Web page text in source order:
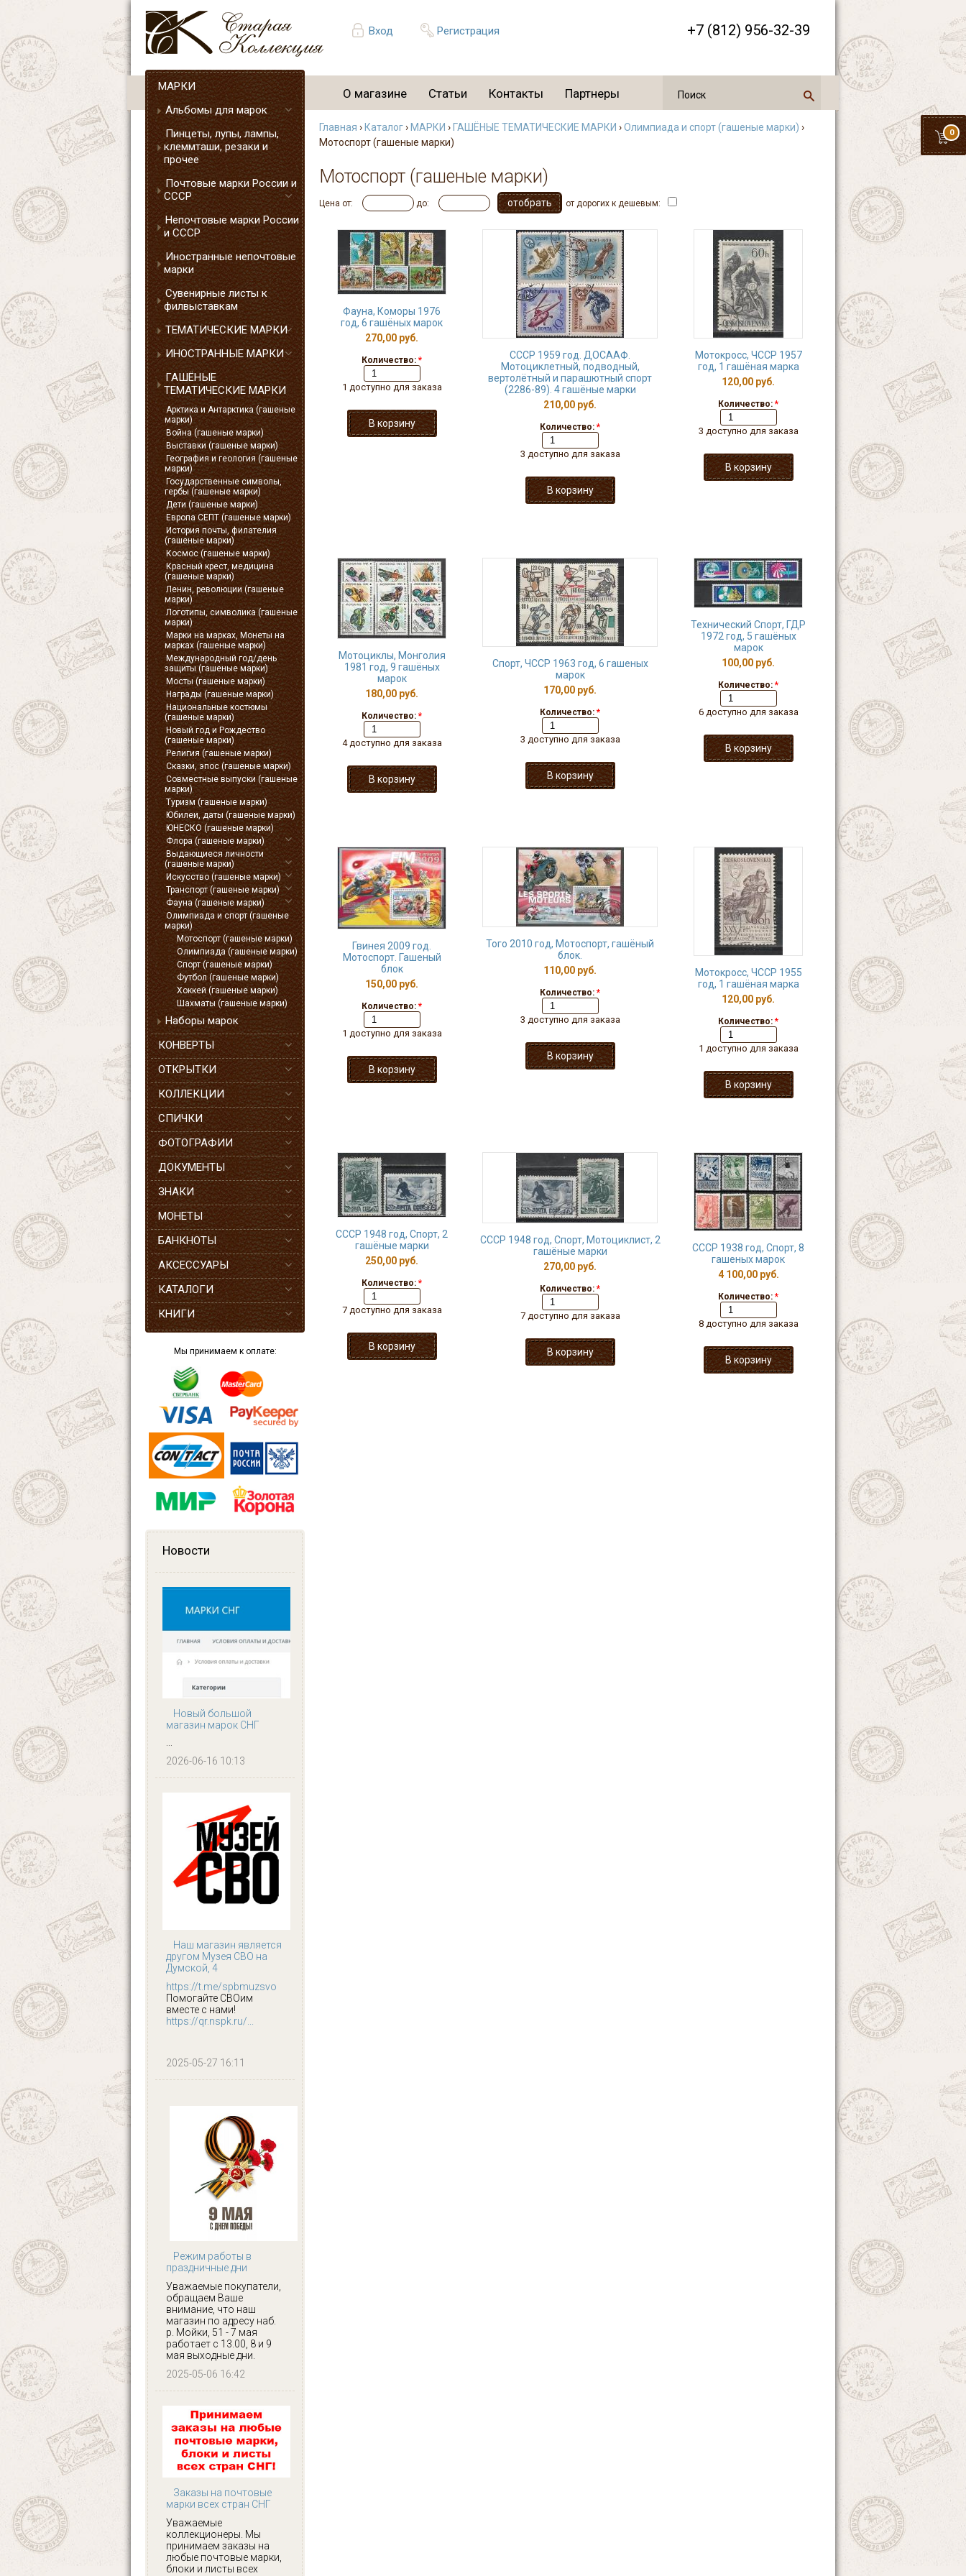
Вход Регистрация +7 (812) 956-32-39
0
О магазине Статьи Контакты Партнеры
МАРКИ
Альбомы для марок
Пинцеты, лупы, лампы,
клеммташи, резаки и
прочее
Почтовые марки России и
СССР
Непочтовые марки России
и СССР
Иностранные непочтовые
марки
Сувенирные листы к
филвыставкам
ТЕМАТИЧЕСКИЕ МАРКИ
ИНОСТРАННЫЕ МАРКИ
ГАШЁНЫЕ
ТЕМАТИЧЕСКИЕ МАРКИ
Арктика и Антарктика (гашеные
марки)
Война (гашеные марки)
Выставки (гашеные марки)
География и геология (гашеные
марки)
Государственные символы,
гербы (гашеные марки)
Дети (гашеные марки)
Европа СЕПТ (гашеные марки)
История почты, филателия
(гашеные марки)
Космос (гашеные марки)
Красный крест, медицина
(гашеные марки)
Ленин, революции (гашеные
марки)
Логотипы, символика (гашеные
марки)
Марки на марках, Монеты на
марках (гашеные марки)
Международный год/день
защиты (гашеные марки)
Мосты (гашеные марки)
Награды (гашеные марки)
Национальные костюмы
(гашеные марки)
Новый год и Рождество
(гашеные марки)
Религия (гашеные марки)
Сказки, эпос (гашеные марки)
Совместные выпуски (гашеные
марки)
Туризм (гашеные марки)
Юбилеи, даты (гашеные марки)
ЮНЕСКО (гашеные марки)
Флора (гашеные марки)
Выдающиеся личности
(гашеные марки)
Искусство (гашеные марки)
Транспорт (гашеные марки)
Фауна (гашеные марки)
Олимпиада и спорт (гашеные
марки)
Мотоспорт (гашеные марки)
Олимпиада (гашеные марки)
Спорт (гашеные марки)
Футбол (гашеные марки)
Хоккей (гашеные марки)
Шахматы (гашеные марки)
Наборы марок
КОНВЕРТЫ
ОТКРЫТКИ
КОЛЛЕКЦИИ
СПИЧКИ
ФОТОГРАФИИ
ДОКУМЕНТЫ
ЗНАКИ
МОНЕТЫ
БАНКНОТЫ
АКСЕССУАРЫ
КАТАЛОГИ
КНИГИ
Мы принимаем к оплате:
Новости
Новый большой
магазин марок СНГ
...
2026-06-16 10:13
Наш магазин является
другом Музея СВО на
Думской, 4
https://t.me/spbmuzsvo
Помогайте СВОим
вместе с нами!
https://qr.nspk.ru/...
2025-05-27 16:11
Режим работы в
праздничные дни
Уважаемые покупатели,
обращаем Ваше
внимание, что наш
магазин по адресу наб.
р. Мойки, 51 - 7 мая
работает с 13.00, 8 и 9
мая выходные дни.
2025-05-06 16:42
Заказы на почтовые
марки всех стран СНГ
Уважаемые
коллекционеры. Мы
принимаем заказы на
любые почтовые марки,
блоки и листы всех
Главная › Каталог› МАРКИ › ГАШЁНЫЕ ТЕМАТИЧЕСКИЕ МАРКИ ›Олимпиада и спорт (гашеные марки) ›
Мотоспорт (гашеные марки)
Мотоспорт (гашеные марки)
Цена от: до: от дорогих к дешевым:
Фауна, Коморы 1976
год, 6 гашёных марок
270,00 руб.
Количество: *
1 доступно для заказа
СССР 1959 год. ДОСААФ.
Мотоциклетный, подводный,
вертолётный и парашютный спорт
(2286-89). 4 гашёные марки
210,00 руб.
Количество: *
3 доступно для заказа
Мотокросс, ЧССР 1957
год, 1 гашёная марка
120,00 руб.
Количество: *
3 доступно для заказа
Мотоциклы, Монголия
1981 год, 9 гашёных
марок
180,00 руб.
Количество: *
4 доступно для заказа
Спорт, ЧССР 1963 год, 6 гашеных
марок
170,00 руб.
Количество: *
3 доступно для заказа
Технический Спорт, ГДР
1972 год, 5 гашёных
марок
100,00 руб.
Количество: *
6 доступно для заказа
Гвинея 2009 год.
Мотоспорт. Гашеный
блок
150,00 руб.
Количество: *
1 доступно для заказа
Того 2010 год, Мотоспорт, гашёный
блок.
110,00 руб.
Количество: *
3 доступно для заказа
Мотокросс, ЧССР 1955
год, 1 гашёная марка
120,00 руб.
Количество: *
1 доступно для заказа
СССР 1948 год, Спорт, 2
гашёные марки
250,00 руб.
Количество: *
7 доступно для заказа
СССР 1948 год, Спорт, Мотоциклист, 2
гашёные марки
270,00 руб.
Количество: *
7 доступно для заказа
СССР 1938 год, Спорт, 8
гашеных марок
4 100,00 руб.
Количество: *
8 доступно для заказа